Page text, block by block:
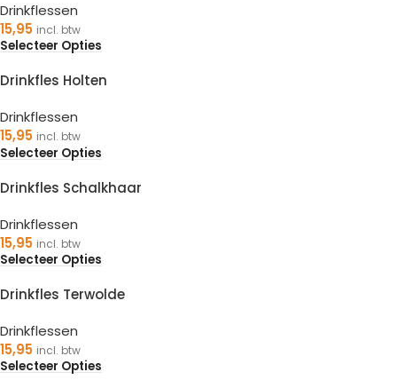
Drinkflessen
15,95 incl. btw
Selecteer Opties
Drinkfles Holten
Drinkflessen
15,95 incl. btw
Selecteer Opties
Drinkfles Schalkhaar
Drinkflessen
15,95 incl. btw
Selecteer Opties
Drinkfles Terwolde
Drinkflessen
15,95 incl. btw
Selecteer Opties